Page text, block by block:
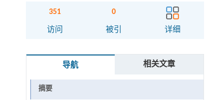
351
访问
0
被引 详细
导航 相关文章
摘要